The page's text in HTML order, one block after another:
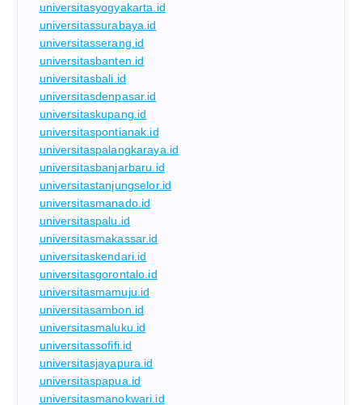
universitasyogyakarta.id
universitassurabaya.id
universitasserang.id
universitasbanten.id
universitasbali.id
universitasdenpasar.id
universitaskupang.id
universitaspontianak.id
universitaspalangkaraya.id
universitasbanjarbaru.id
universitastanjungselor.id
universitasmanado.id
universitaspalu.id
universitasmakassar.id
universitaskendari.id
universitasgorontalo.id
universitasmamuju.id
universitasambon.id
universitasmaluku.id
universitassofifi.id
universitasjayapura.id
universitaspapua.id
universitasmanokwari.id